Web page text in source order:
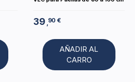
39 90 €
AÑADIR AL
CARRO